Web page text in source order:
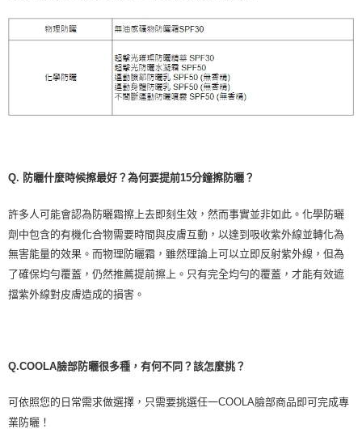
Q. 防曬什麼時候擦最好？為何要提前15分鐘擦防曬？
許多人可能會認為防曬霜擦上去即刻生效，然而事實並非如此。化學防曬
劑中包含的有機化合物需要時間與皮膚互動，以達到吸收紫外線並轉化為
無害能量的效果。而物理防曬霜，雖然理論上可以立即反射紫外線，但為
了確保均勻覆蓋，仍然推薦提前擦上。只有完全均勻的覆蓋，才能有效遮
擋紫外線對皮膚造成的損害。
Q.COOLA臉部防曬很多種，有何不同？該怎麼挑？
可依照您的日常需求做選擇，只需要挑選任一COOLA臉部商品即可完成專
業防曬！